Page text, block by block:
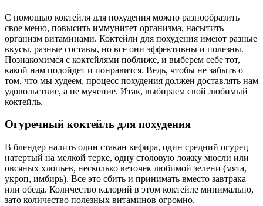
С помощью коктейля для похудения можно разнообразить
свое меню, повысить иммунитет организма, насытить
организм витаминами. Коктейли для похудения имеют разные
вкусы, разные составы, но все они эффективны и полезны.
Познакомимся с коктейлями поближе, и выберем себе тот,
какой нам подойдет и понравится. Ведь, чтобы не забыть о
том, что мы худеем, процесс похудения должен доставлять нам
удовольствие, а не мучение. Итак, выбираем свой любимый
коктейль.
Огуречный коктейль для похудения
В блендер налить один стакан кефира, один средний огурец
натертый на мелкой терке, одну столовую ложку мюсли или
овсяных хлопьев, несколько веточек любимой зелени (мята,
укроп, имбирь). Все это сбить и принимать вместо завтрака
или обеда. Количество калорий в этом коктейле минимально,
зато количество полезных витаминов огромно.